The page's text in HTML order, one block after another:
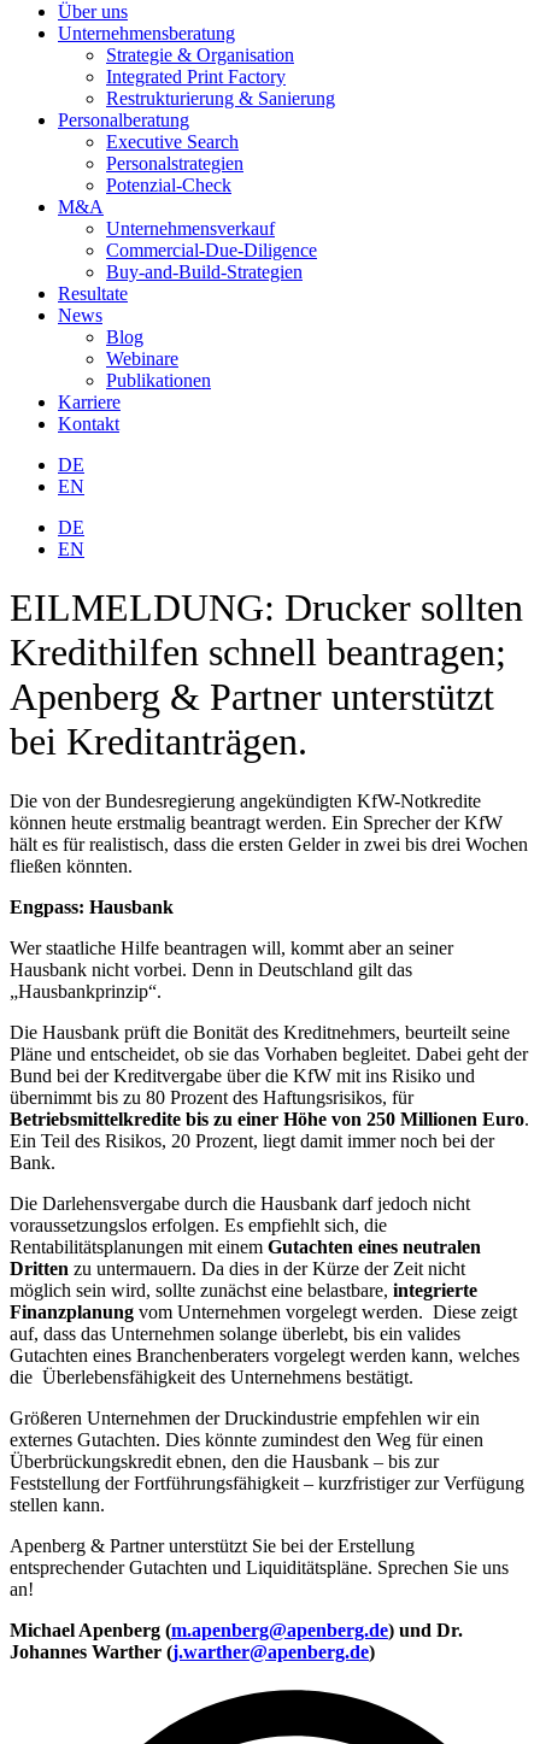
Über uns
Unternehmensberatung
Strategie & Organisation
Integrated Print Factory
Restrukturierung & Sanierung
Personalberatung
Executive Search
Personalstrategien
Potenzial-Check
M&A
Unternehmensverkauf
Commercial-Due-Diligence
Buy-and-Build-Strategien
Resultate
News
Blog
Webinare
Publikationen
Karriere
Kontakt
DE
EN
DE
EN
EILMELDUNG: Drucker sollten
Kredithilfen schnell beantragen;
Apenberg & Partner unterstützt
bei Kreditanträgen.
Die von der Bundesregierung angekündigten KfW-Notkredite
können heute erstmalig beantragt werden. Ein Sprecher der KfW
hält es für realistisch, dass die ersten Gelder in zwei bis drei Wochen
fließen könnten.
Engpass: Hausbank
Wer staatliche Hilfe beantragen will, kommt aber an seiner
Hausbank nicht vorbei. Denn in Deutschland gilt das
„Hausbankprinzip“.
Die Hausbank prüft die Bonität des Kreditnehmers, beurteilt seine
Pläne und entscheidet, ob sie das Vorhaben begleitet. Dabei geht der
Bund bei der Kreditvergabe über die KfW mit ins Risiko und
übernimmt bis zu 80 Prozent des Haftungsrisikos, für
Betriebsmittelkredite bis zu einer Höhe von 250 Millionen Euro.
Ein Teil des Risikos, 20 Prozent, liegt damit immer noch bei der
Bank.
Die Darlehensvergabe durch die Hausbank darf jedoch nicht
voraussetzungslos erfolgen. Es empfiehlt sich, die
Rentabilitätsplanungen mit einem Gutachten eines neutralen
Dritten zu untermauern. Da dies in der Kürze der Zeit nicht
möglich sein wird, sollte zunächst eine belastbare, integrierte
Finanzplanung vom Unternehmen vorgelegt werden. Diese zeigt
auf, dass das Unternehmen solange überlebt, bis ein valides
Gutachten eines Branchenberaters vorgelegt werden kann, welches
die Überlebensfähigkeit des Unternehmens bestätigt.
Größeren Unternehmen der Druckindustrie empfehlen wir ein
externes Gutachten. Dies könnte zumindest den Weg für einen
Überbrückungskredit ebnen, den die Hausbank – bis zur
Feststellung der Fortführungsfähigkeit – kurzfristiger zur Verfügung
stellen kann.
Apenberg & Partner unterstützt Sie bei der Erstellung
entsprechender Gutachten und Liquiditätspläne. Sprechen Sie uns
an!
Michael Apenberg (m.apenberg@apenberg.de) und Dr.
Johannes Warther (j.warther@apenberg.de)